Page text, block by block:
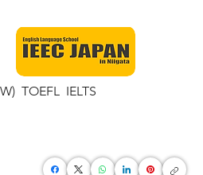
TOEFL IELTS